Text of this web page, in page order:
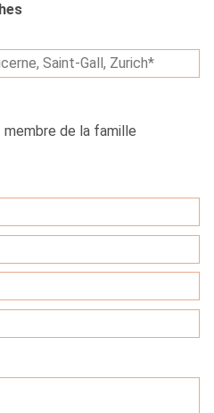
membre de la famille